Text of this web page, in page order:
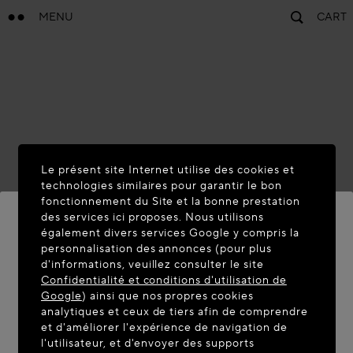
MENU CART
BIENVENUE SUR MAISON-
ALAIA.COM
Vous semblez être dans le pays suivant : United
States. Souhaitez-vous mettre à jour votre
localisation ?
Le présent site Internet utilise des cookies et
technologies similaires pour garantir le bon
fonctionnement du Site et la bonne prestation
des services ici proposes. Nous utilisons
également divers services Google y compris la
personnalisation des annonces (pour plus
d'informations, veuillez consulter le site
Confidentialité et conditions d'utilisation de
Google) ainsi que nos propres cookies
analytiques et ceux de tiers afin de comprendre
et d'améliorer l'expérience de navigation de
l'utilisateur, et d'envoyer des supports